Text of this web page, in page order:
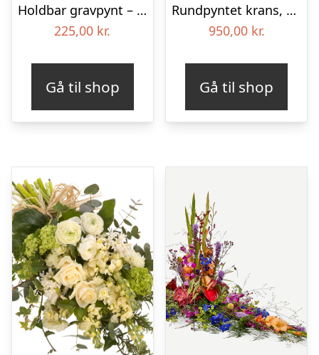
Holdbar gravpynt – Blomster til begravelse
225,00 kr.
Gå til shop
Rundpyntet krans, blå og hvid – Blomster til begravelse
950,00 kr.
Gå til shop